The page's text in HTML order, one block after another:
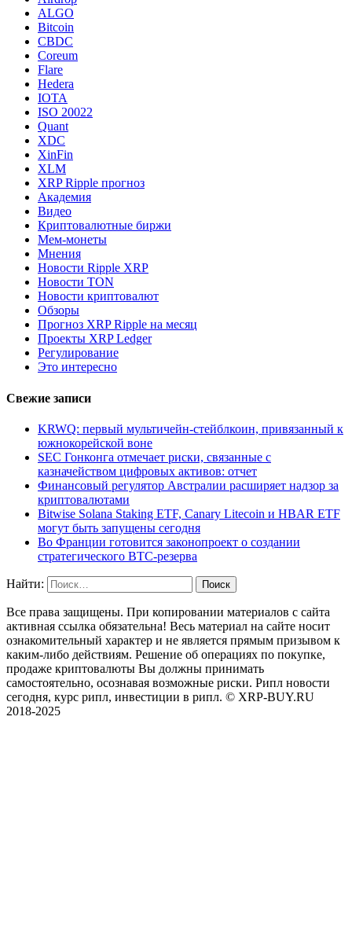
ALGO
Bitcoin
CBDC
Coreum
Flare
Hedera
IOTA
ISO 20022
Quant
XDC
XinFin
XLM
XRP Ripple прогноз
Академия
Видео
Криптовалютные биржи
Мем-монеты
Мнения
Новости Ripple XRP
Новости TON
Новости криптовалют
Обзоры
Прогноз XRP Ripple на месяц
Проекты XRP Ledger
Регулирование
Это интересно
Свежие записи
KRWQ: первый мультичейн-стейблкоин, привязанный к
южнокорейской воне
SEC Гонконга отмечает риски, связанные с
казначейством цифровых активов: отчет
Финансовый регулятор Австралии расширяет надзор за
криптовалютами
Bitwise Solana Staking ETF, Canary Litecoin и HBAR ETF
могут быть запущены сегодня
Во Франции готовится законопроект о создании
стратегического BTC-резерва
Найти:
Все права защищены. При копировании материалов с сайта
активная ссылка обязательна! Весь материал на сайте носит
ознакомительный характер и не является прямым призывом к
каким-либо действиям. Решение об операциях по покупке,
продаже криптовалюты Вы должны принимать
самостоятельно, осознавая возможные риски. Рипл новости
сегодня, курс рипл, инвестиции в рипл. © XRP-BUY.RU
2018-2025